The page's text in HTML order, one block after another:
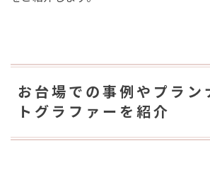
お台場での事例やプラン
トグラファーを紹介